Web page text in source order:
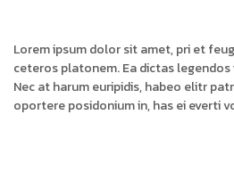
Lorem ipsum dolor sit amet, pri et
ceteros platonem. Ea dictas legendos
Nec at harum euripidis, habeo elitr
oportere posidonium in, has ei everti